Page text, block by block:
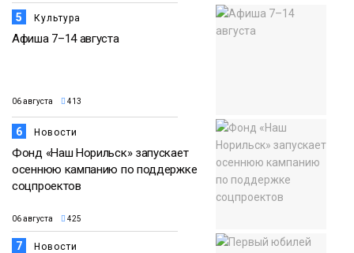
5 Культура
Афиша 7–14 августа
06 августа 413
6 Новости
Фонд «Наш Норильск» запускает
осеннюю кампанию по поддержке
соцпроектов
06 августа 425
7 Новости